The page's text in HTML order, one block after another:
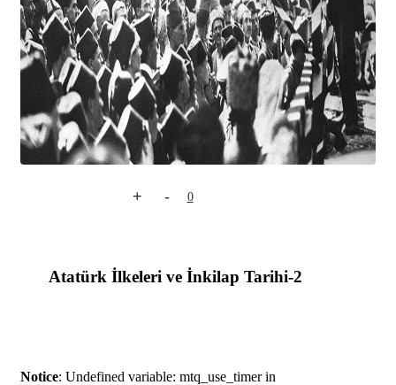
+ - 0
Atatürk İlkeleri ve İnkilap Tarihi-2
Notice: Undefined variable: mtq_use_timer in